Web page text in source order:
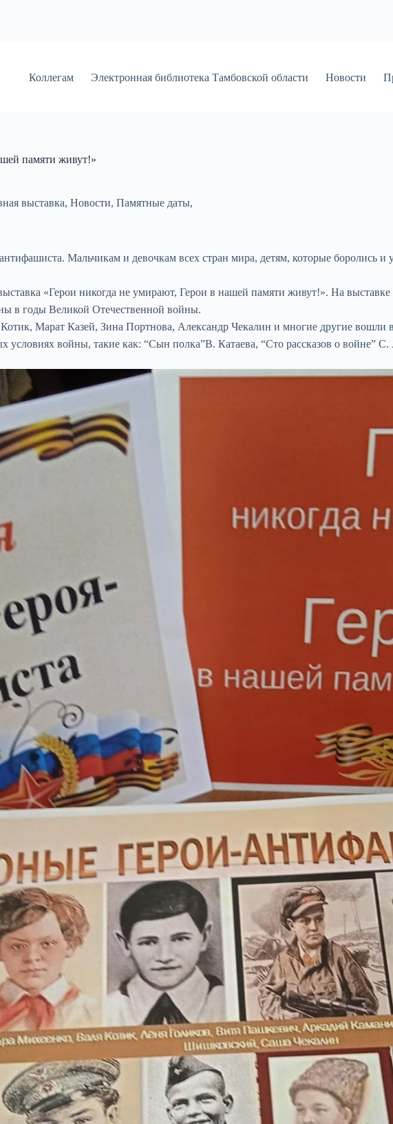
Коллегам Электронная библиотека Тамбовской области Новости
памяти живут!»
выставка, Новости, Памятные даты,
Мальчикам и девочкам всех стран мира, детям, которые боролись
«Герои никогда не умирают, Герои в нашей памяти живут!». На
в годы Великой Отечественной войны.
Марат Казей, Зина Портнова, Александр Чекалин и многие другие вошли
войны, такие как: “Сын полка”В. Катаева, “Сто рассказов о войне” С.